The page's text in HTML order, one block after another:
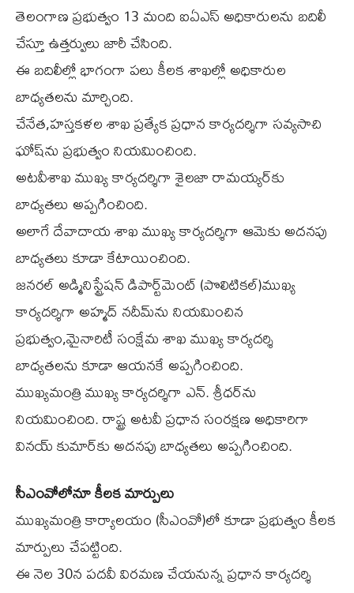
తెలంగాణ ప్రభుత్వం 13 మంది ఐఏఎస్ అధికారులను బదిలీ
చేస్తూ ఉత్తర్వులు జారీ చేసింది.
ఈ బదిలీల్లో భాగంగా పలు కీలక శాఖల్లో అధికారుల
బాధ్యతలను మార్చింది.
చేనేత,హస్తకళల శాఖ ప్రత్యేక ప్రధాన కార్యదర్శిగా సవ్యసాచి
ఘోష్‌ను ప్రభుత్వం నియమించింది.
అటవీశాఖ ముఖ్య కార్యదర్శిగా శైలజా రామయ్యర్‌కు
బాధ్యతలు అప్పగించింది.
అలాగే దేవాదాయ శాఖ ముఖ్య కార్యదర్శిగా ఆమెకు అదనపు
బాధ్యతలు కూడా కేటాయించింది.
జనరల్ అడ్మినిస్ట్రేషన్ డిపార్ట్‌మెంట్ (పొలిటికల్)ముఖ్య
కార్యదర్శిగా అహ్మద్ నదీమ్‌ను నియమించిన
ప్రభుత్వం,మైనారిటీ సంక్షేమ శాఖ ముఖ్య కార్యదర్శి
బాధ్యతలను కూడా ఆయనకే అప్పగించింది.
ముఖ్యమంత్రి ముఖ్య కార్యదర్శిగా ఎన్. శ్రీధర్‌ను
నియమించింది. రాష్ట్ర అటవీ ప్రధాన సంరక్షణ అధికారిగా
వినయ్ కుమార్‌కు అదనపు బాధ్యతలు అప్పగించింది.
సీఎంవోలోనూ కీలక మార్పులు
ముఖ్యమంత్రి కార్యాలయం (సీఎంవో)లో కూడా ప్రభుత్వం కీలక
మార్పులు చేపట్టింది.
ఈ నెల 30న పదవీ విరమణ చేయనున్న ప్రధాన కార్యదర్శి